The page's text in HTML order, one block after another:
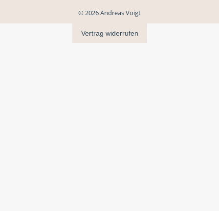
© 2026 Andreas Voigt
Vertrag widerrufen